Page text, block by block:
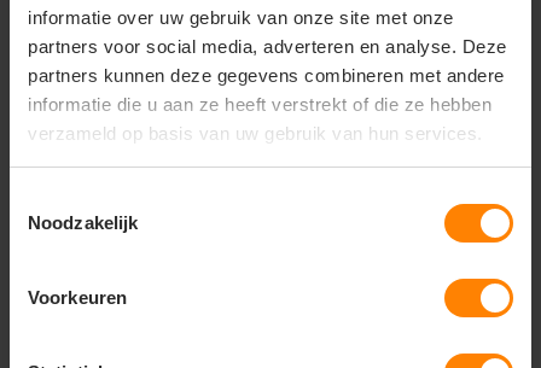
informatie over uw gebruik van onze site met onze
partners voor social media, adverteren en analyse. Deze
partners kunnen deze gegevens combineren met andere
informatie die u aan ze heeft verstrekt of die ze hebben
verzameld op basis van uw gebruik van hun services.
Noodzakelijk
Voorkeuren
Vochtafvoerend materiaalhoudt het lichaam
droog.
Elastische tailleband met trekkoord
voor een
goede pasvorm.
Ritsen aan de enkelsvoor gemakkelijk aan- en
uittrekken.
Zachte binnenkantvoor extra warmte en
Ideaal te combineren met de Craft Progress
Sweater JR.